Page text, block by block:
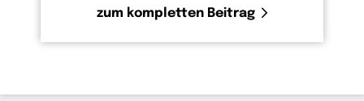
zum kompletten Beitrag